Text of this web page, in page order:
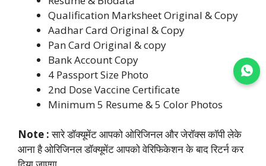
Qualification Marksheet Original & Copy
Aadhar Card Original & Copy
Pan Card Original & copy
Bank Account Copy
4 Passport Size Photo
2nd Dose Vaccine Certificate
Minimum 5 Resume & 5 Color Photos
Note :सारे डॉक्यूमेंट आपको ओरिजिनल और जेरॉक्स कॉपी लेके
आना है ओरिजिनल डॉक्यूमेंट आपको वेरिफिकेशन के बाद रिटर्न कर